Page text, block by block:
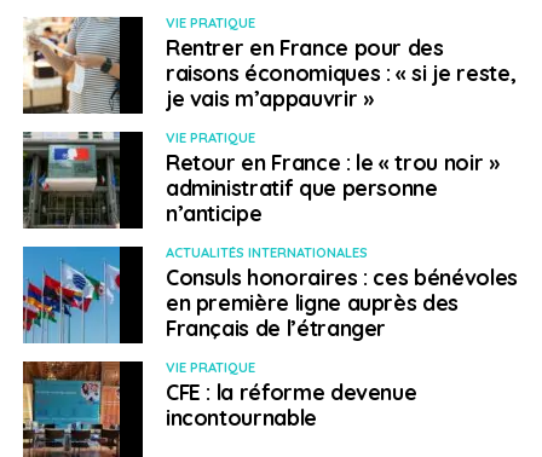
plusieurs avantages. Cela permettait tout d’abord
d’intégrer une communauté française établie à
l’étranger et de participer à des événements organisés
localement.
SUJETS ASSOCIÉS: ASSOCIATIONS FEATURED UFE
A SUIVRE
Dernières ligne droite pour les bourses scolaires
à l’étranger
NE RATEZ PAS
Fermeture des frontières : les expatriés vont-ils
pouvoir rentrer en France ?
Français à l'étranger
VIE PRATIQUE
Rentrer en France pour des
raisons économiques : « si je reste,
je vais m’appauvrir »
VIE PRATIQUE
Retour en France : le « trou noir »
administratif que personne
n’anticipe
ACTUALITÉS INTERNATIONALES
Consuls honoraires : ces bénévoles
en première ligne auprès des
Français de l’étranger
VIE PRATIQUE
CFE : la réforme devenue
incontournable